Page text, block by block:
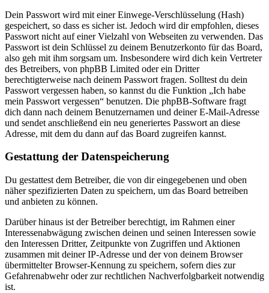
Dein Passwort wird mit einer Einwege-Verschlüsselung (Hash)
gespeichert, so dass es sicher ist. Jedoch wird dir empfohlen, dieses
Passwort nicht auf einer Vielzahl von Webseiten zu verwenden. Das
Passwort ist dein Schlüssel zu deinem Benutzerkonto für das Board,
also geh mit ihm sorgsam um. Insbesondere wird dich kein Vertreter
des Betreibers, von phpBB Limited oder ein Dritter
berechtigterweise nach deinem Passwort fragen. Solltest du dein
Passwort vergessen haben, so kannst du die Funktion „Ich habe
mein Passwort vergessen“ benutzen. Die phpBB-Software fragt
dich dann nach deinem Benutzernamen und deiner E-Mail-Adresse
und sendet anschließend ein neu generiertes Passwort an diese
Adresse, mit dem du dann auf das Board zugreifen kannst.
Gestattung der Datenspeicherung
Du gestattest dem Betreiber, die von dir eingegebenen und oben
näher spezifizierten Daten zu speichern, um das Board betreiben
und anbieten zu können.
Darüber hinaus ist der Betreiber berechtigt, im Rahmen einer
Interessenabwägung zwischen deinen und seinen Interessen sowie
den Interessen Dritter, Zeitpunkte von Zugriffen und Aktionen
zusammen mit deiner IP-Adresse und der von deinem Browser
übermittelter Browser-Kennung zu speichern, sofern dies zur
Gefahrenabwehr oder zur rechtlichen Nachverfolgbarkeit notwendig
ist.